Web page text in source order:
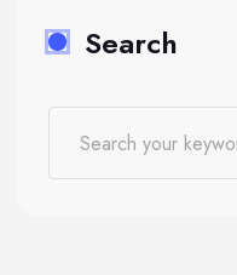
Search